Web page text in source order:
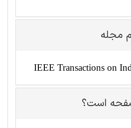
مجله
IEEE Transactions on
است؟